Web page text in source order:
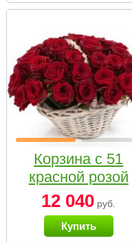
Корзина с 51
красной розой
12 040 руб.
Купить